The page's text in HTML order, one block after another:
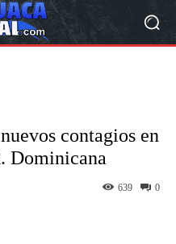
contagios en
Dominicana
0
639